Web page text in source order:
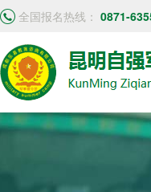
全国报名热线： 0871-